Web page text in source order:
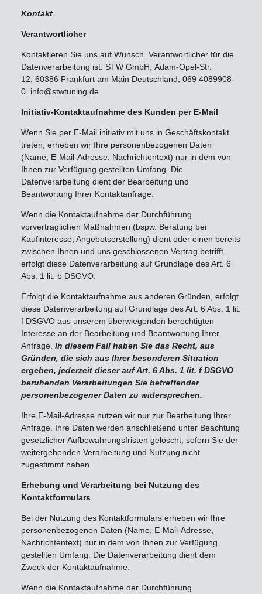
Kontakt
Verantwortlicher
Kontaktieren Sie uns auf Wunsch. Verantwortlicher für die
Datenverarbeitung ist: STW GmbH, Adam-Opel-Str.
12, 60386 Frankfurt am Main Deutschland, 069 4089908-
0, info@stwtuning.de
Initiativ-Kontaktaufnahme des Kunden per E-Mail
Wenn Sie per E-Mail initiativ mit uns in Geschäftskontakt
treten, erheben wir Ihre personenbezogenen Daten
(Name, E-Mail-Adresse, Nachrichtentext) nur in dem von
Ihnen zur Verfügung gestellten Umfang. Die
Datenverarbeitung dient der Bearbeitung und
Beantwortung Ihrer Kontaktanfrage.
Wenn die Kontaktaufnahme der Durchführung
vorvertraglichen Maßnahmen (bspw. Beratung bei
Kaufinteresse, Angebotserstellung) dient oder einen bereits
zwischen Ihnen und uns geschlossenen Vertrag betrifft,
erfolgt diese Datenverarbeitung auf Grundlage des Art. 6
Abs. 1 lit. b DSGVO.
Erfolgt die Kontaktaufnahme aus anderen Gründen, erfolgt
diese Datenverarbeitung auf Grundlage des Art. 6 Abs. 1 lit.
f DSGVO aus unserem überwiegenden berechtigten
Interesse an der Bearbeitung und Beantwortung Ihrer
Anfrage. In diesem Fall haben Sie das Recht, aus
Gründen, die sich aus Ihrer besonderen Situation
ergeben, jederzeit dieser auf Art. 6 Abs. 1 lit. f DSGVO
beruhenden Verarbeitungen Sie betreffender
personenbezogener Daten zu widersprechen.
Ihre E-Mail-Adresse nutzen wir nur zur Bearbeitung Ihrer
Anfrage. Ihre Daten werden anschließend unter Beachtung
gesetzlicher Aufbewahrungsfristen gelöscht, sofern Sie der
weitergehenden Verarbeitung und Nutzung nicht
zugestimmt haben.
Erhebung und Verarbeitung bei Nutzung des
Kontaktformulars
Bei der Nutzung des Kontaktformulars erheben wir Ihre
personenbezogenen Daten (Name, E-Mail-Adresse,
Nachrichtentext) nur in dem von Ihnen zur Verfügung
gestellten Umfang. Die Datenverarbeitung dient dem
Zweck der Kontaktaufnahme.
Wenn die Kontaktaufnahme der Durchführung